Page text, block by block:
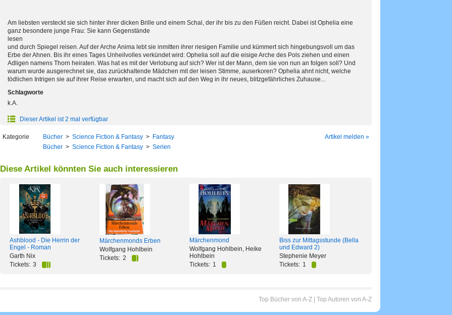
Am liebsten versteckt sie sich hinter ihrer dicken Brille und einem Schal, der ihr bis zu den Füßen reicht. Dabei ist Ophelia eine
ganz besondere junge Frau: Sie kann Gegenstände
lesen
und durch Spiegel reisen. Auf der Arche Anima lebt sie inmitten ihrer riesigen Familie und kümmert sich hingebungsvoll um das
Erbe der Ahnen. Bis ihr eines Tages Unheilvolles verkündet wird: Ophelia soll auf die eisige Arche des Pols ziehen und einen
Adligen namens Thorn heiraten. Was hat es mit der Verlobung auf sich? Wer ist der Mann, dem sie von nun an folgen soll? Und
warum wurde ausgerechnet sie, das zurückhaltende Mädchen mit der leisen Stimme, auserkoren? Ophelia ahnt nicht, welche
tödlichen Intrigen sie auf ihrer Reise erwarten, und macht sich auf den Weg in ihr neues, blitzgefährliches Zuhause...
Schlagworte
k.A.
Dieser Artikel ist 2 mal verfügbar
Kategorie Bücher > Science Fiction & Fantasy > Fantasy
Bücher > Science Fiction & Fantasy > Serien
Artikel melden »
Diese Artikel könnten Sie auch interessieren
Ashblood - Die Herrin der
Engel - Roman
Garth Nix
Tickets: 3
Märchenmonds Erben
Wolfgang Hohlbein
Tickets: 2
Märchenmond
Wolfgang Hohlbein, Heike
Hohlbein
Tickets: 1
Biss zur Mittagsstunde (Bella
und Edward 2)
Stephenie Meyer
Tickets: 1
Top Bücher von A-Z Top Autoren von A-Z